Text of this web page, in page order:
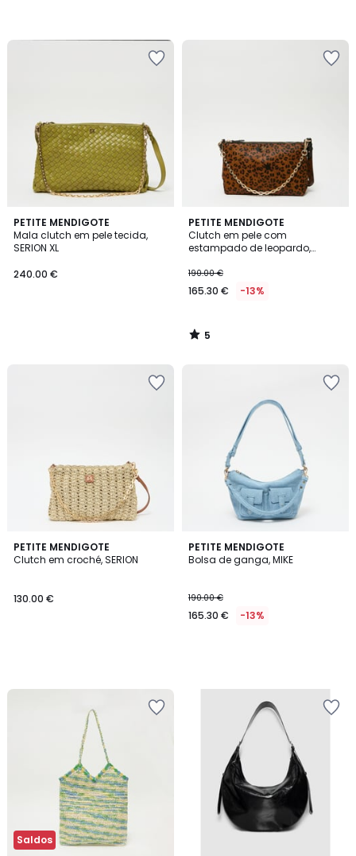
PETITE MENDIGOTE
Mala clutch em pele tecida,
SERION XL
240.00 €
PETITE MENDIGOTE
Clutch em pele com
estampado de leopardo,
190.00 €
165.30 € -13%
5
/
5
5
/
PETITE MENDIGOTE
Clutch em croché, SERION
130.00 €
PETITE MENDIGOTE
Bolsa de ganga, MIKE
190.00 €
165.30 € -13%
Saldos